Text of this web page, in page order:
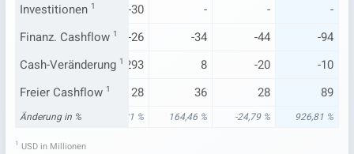
Investitionen 1
187 -30 - -
-
Finanz. Cashflow 1
-195 -26 -34 -44
-94
Cash-Veränderung 1
10 -0.293 8 -20
-10
Freier Cashflow 1
-11 28 36 28 89
Änderung in %
-117,27 % 28,21 % 164,46 % -24,79 % 926,81 %
1 USD in Millionen